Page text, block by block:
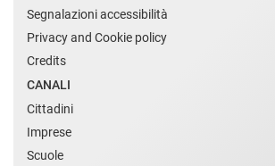
Segnalazioni accessibilità
Privacy and Cookie policy
Credits
CANALI
Cittadini
Imprese
Scuole